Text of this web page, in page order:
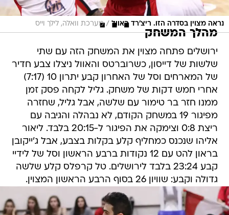
נראה מצוין בסדרה הזו. ריצ'רד האוול / מערכת וואלה, לילך וייס
מהלך המשחק
ירושלים פתחה מצוין את המשחק הזה עם שתי
שלשות של דייסון, כשרוברטס והאוול ניצלו צבע חדיר
של המארחים וסל של האחרון קבע יתרון 10 (7:17)
אחרי חמש דקות של משחק. גליל לקחה פסק זמן
ממנו חזר בר טימור עם שלשה, אבל גליל, שחזרה
מפיגור 19 במשחק הקודם, לא נבהלה והגיבה עם
ריצת 0:8 וצימקה את הפיגור ל-20:15 בלבד. ליאור
אליהו שנכנס כמחליף קלע בקלות בצבע, אבל ג'ייקובן
בראון להט עם 12 נקודות ברבע הראשון וסל של לידיי
קבע 23:24 בלבד לירושלים. טל קרפלס קלע שלשה
גדולה וקבע: שוויון 26 בסוף הרבע הראשון המצוין.